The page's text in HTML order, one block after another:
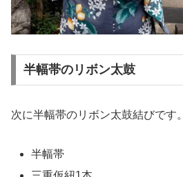
半幅帯のリボン太鼓
次に半幅帯のリボン太鼓結びです。
半幅帯